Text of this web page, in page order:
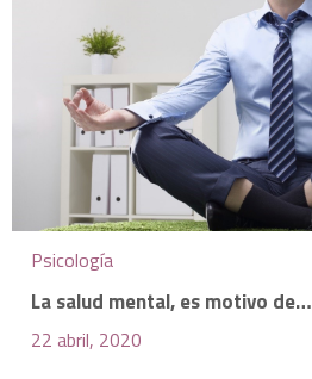
Psicología
La salud mental, es motivo de…
22 abril, 2020